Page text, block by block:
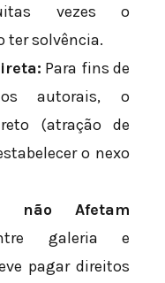
vezes o
ter solvência.
Para fins de
autorais, o
(atração de
o nexo
não Afetam
galeria e
pagar direitos